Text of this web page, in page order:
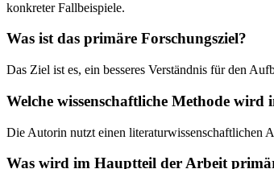
konkreter Fallbeispiele.
Was ist das primäre Forschungsziel?
Das Ziel ist es, ein besseres Verständnis für den
Welche wissenschaftliche Methode wird
Die Autorin nutzt einen literaturwissenschaftlichen
Was wird im Hauptteil der Arbeit